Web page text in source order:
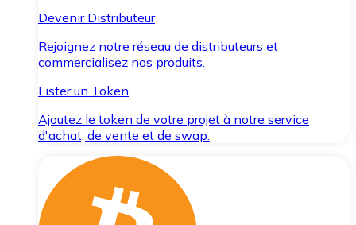
Devenir Distributeur
Rejoignez notre réseau de distributeurs et
commercialisez nos produits.
Lister un Token
Ajoutez le token de votre projet à notre service
d'achat, de vente et de swap.